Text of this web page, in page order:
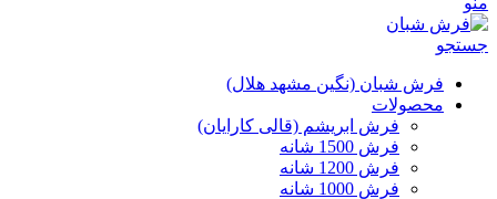
جستجو
فرش شبان (نگین مشهد هلال)
محصولات
فرش ابریشم (قالی کارایان)
فرش 1500 شانه
فرش 1200 شانه
فرش 1000 شانه